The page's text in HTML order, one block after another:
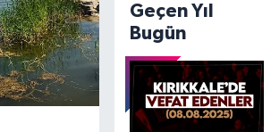
Geçen Yıl
Bugün